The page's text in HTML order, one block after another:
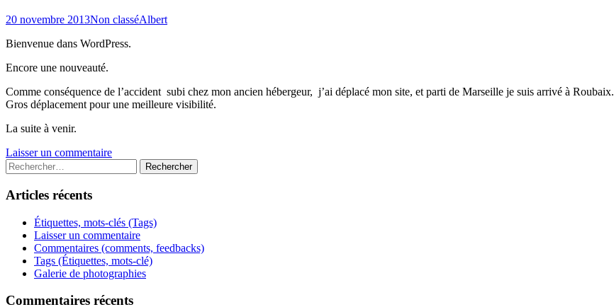
20 novembre 2013Non classéAlbert
Bienvenue dans WordPress.
Encore une nouveauté.
Comme conséquence de l’accident subi chez mon ancien hébergeur, j’ai déplacé mon site, et parti de Marseille je suis arrivé à Roubaix.
Gros déplacement pour une meilleure visibilité.
La suite à venir.
Laisser un commentaire
Rechercher :
Articles récents
Étiquettes, mots-clés (Tags)
Laisser un commentaire
Commentaires (comments, feedbacks)
Tags (Étiquettes, mots-clé)
Galerie de photographies
Commentaires récents